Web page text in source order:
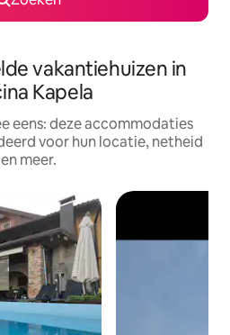
vakantiehuizen in
Kapela
eens: deze accommodaties
voor hun locatie, netheid
en meer.